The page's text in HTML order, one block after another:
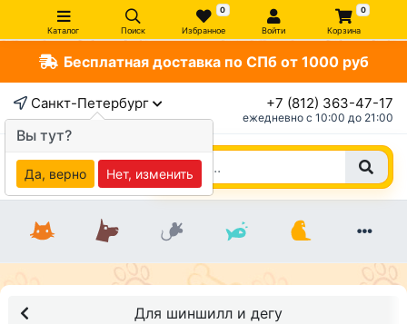
Каталог Поиск
0
Избранное Войти
0
Корзина
Бесплатная доставка по СПб от 1000 руб
Санкт-Петербург +7 (812) 363-47-17
ежедневно c 10:00 до 21:00
Для шиншилл и дегу
Вы тут?
Да, верно Нет, изменить